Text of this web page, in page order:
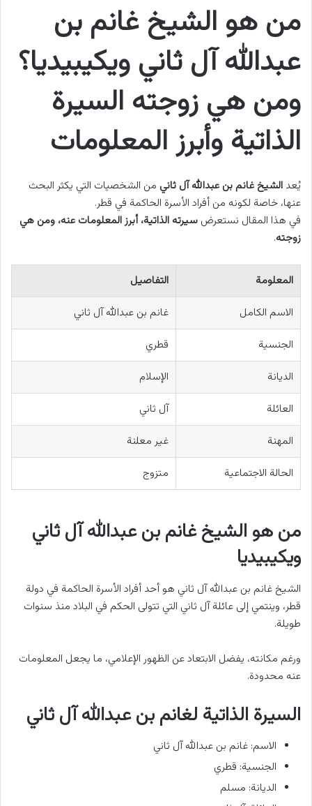
من هو الشيخ غانم بن
عبدالله آل ثاني ويكيبيديا؟
ومن هي زوجته السيرة
الذاتية وأبرز المعلومات
يُعد الشيخ غانم بن عبدالله آل ثاني من الشخصيات التي يكثر البحث
عنها، خاصة لكونه من أفراد الأسرة الحاكمة في قطر.
في هذا المقال نستعرض سيرته الذاتية، أبرز المعلومات عنه، ومن هي
زوجته.
المعلومة
التفاصيل
الاسم الكامل
غانم بن عبدالله آل ثاني
الجنسية
قطري
الديانة
الإسلام
العائلة
آل ثاني
المهنة
غير معلنة
الحالة الاجتماعية
متزوج
من هو الشيخ غانم بن عبدالله آل ثاني
ويكيبيديا
الشيخ غانم بن عبدالله آل ثاني هو أحد أفراد الأسرة الحاكمة في دولة
قطر، وينتمي إلى عائلة آل ثاني التي تتولى الحكم في البلاد منذ سنوات
طويلة.
ورغم مكانته، يفضل الابتعاد عن الظهور الإعلامي، ما يجعل المعلومات
عنه محدودة.
السيرة الذاتية لغانم بن عبدالله آل ثاني
الاسم: غانم بن عبدالله آل ثاني
الجنسية: قطري
الديانة: مسلم